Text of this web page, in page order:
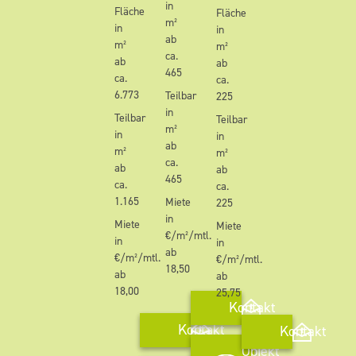
Fläche
in
m²
ab
ca.
6.773
Teilbar
in
m²
ab
ca.
1.165
Miete
in
€/m²/mtl.
ab
18,00
Kontakt
in
m²
ab
ca.
465
Teilbar
in
m²
ab
ca.
465
Miete
in
€/m²/mtl.
ab
18,50
Kontakt
Objekt
Fläche
in
m²
ab
ca.
225
Teilbar
in
m²
ab
ca.
225
Miete
in
€/m²/mtl.
ab
25,75
Kontakt